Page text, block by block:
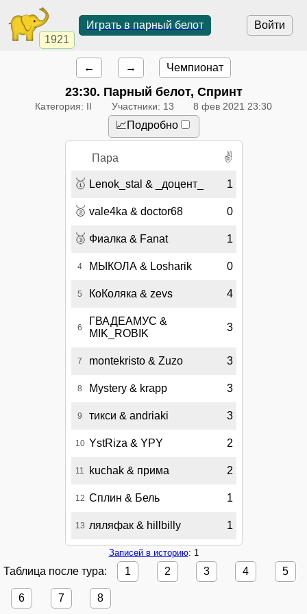
1921
Войти
Играть в парный белот
← → Чемпионат
23:30. Парный белот, Спринт
Категория: II Участники: 13 8 фев 2021 23:30
📈Подробно
Пара ✌
🥇 Lenok_stal & _доцент_ 1
🥈 vale4ka & doctor68 0
🥉 Фиалка & Fanat 1
4 МЫКОЛА & Losharik 0
5 КоКоляка & zevs 4
6
ГВАДЕАМУС &
MIK_ROBIK
3
7 montekristo & Zuzo 3
8 Mystery & krapp 3
9 тикси & andriaki 3
10 YstRiza & YPY 2
11 kuchak & прима 2
12 Сплин & Бель 1
13 ляляфак & hillbilly 1
Записей в историю: 1
Таблица после тура: 1 2 3 4 5
6 7 8